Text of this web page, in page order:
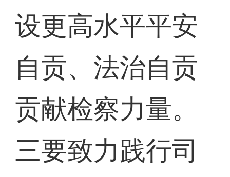
设更高水平平安
自贡、法治自贡
贡献检察力量。
三要致力践行司